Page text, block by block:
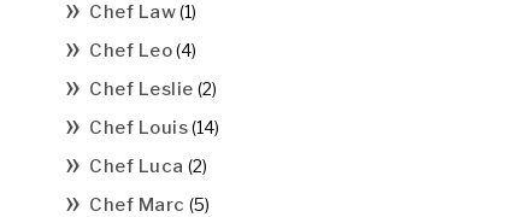
Chef Law(1)
Chef Leo(4)
Chef Leslie (2)
Chef Louis(14)
Chef Luca (2)
Chef Marc (5)